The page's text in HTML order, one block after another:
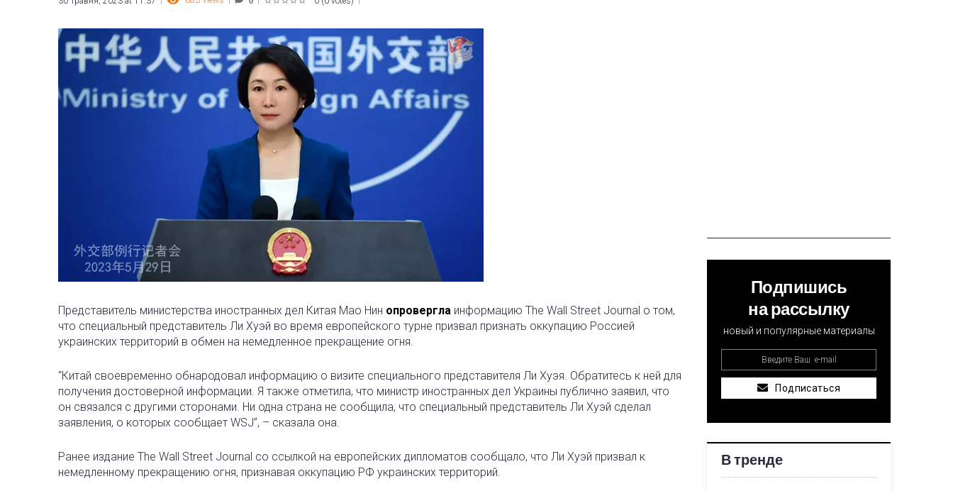
Представитель министерства иностранных дел Китая Мао Нин опровергла информацию The Wall Street Journal о том,
что специальный представитель Ли Хуэй во время европейского турне призвал признать оккупацию Россией
украинских территорий в обмен на немедленное прекращение огня.
“Китай своевременно обнародовал информацию о визите специального представителя Ли Хуэя. Обратитесь к ней для
получения достоверной информации. Я также отметила, что министр иностранных дел Украины публично заявил, что
он связался с другими сторонами. Ни одна страна не сообщила, что специальный представитель Ли Хуэй сделал
заявления, о которых сообщает WSJ”, – сказала она.
Ранее издание The Wall Street Journal со ссылкой на европейских дипломатов сообщало, что Ли Хуэй призвал к
немедленному прекращению огня, признавая оккупацию РФ украинских территорий.
Подпишись
на рассылку
новый и популярные материалы
Подписаться
В тренде